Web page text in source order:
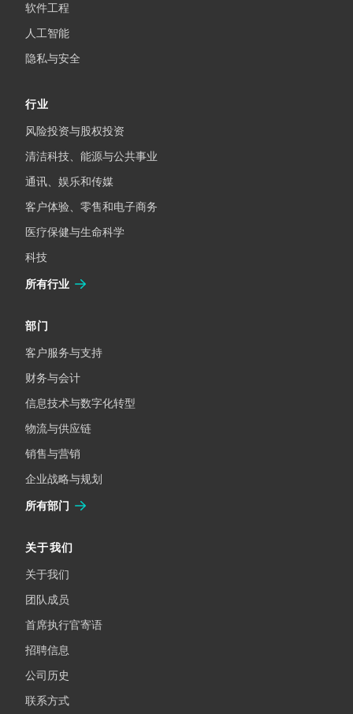
软件工程
人工智能
隐私与安全
行业
风险投资与股权投资
清洁科技、能源与公共事业
通讯、娱乐和传媒
客户体验、零售和电子商务
医疗保健与生命科学
科技
所有行业
部门
客户服务与支持
财务与会计
信息技术与数字化转型
物流与供应链
销售与营销
企业战略与规划
所有部门
关于我们
关于我们
团队成员
首席执行官寄语
招聘信息
公司历史
联系方式